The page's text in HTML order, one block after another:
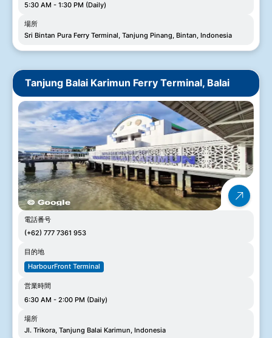
5:30 AM - 1:30 PM (Daily)
場所
Sri Bintan Pura Ferry Terminal, Tanjung Pinang, Bintan, Indonesia
Tanjung Balai Karimun Ferry Terminal, Balai
電話番号
(+62) 777 7361 953
目的地
HarbourFront Terminal
営業時間
6:30 AM - 2:00 PM (Daily)
場所
Jl. Trikora, Tanjung Balai Karimun, Indonesia